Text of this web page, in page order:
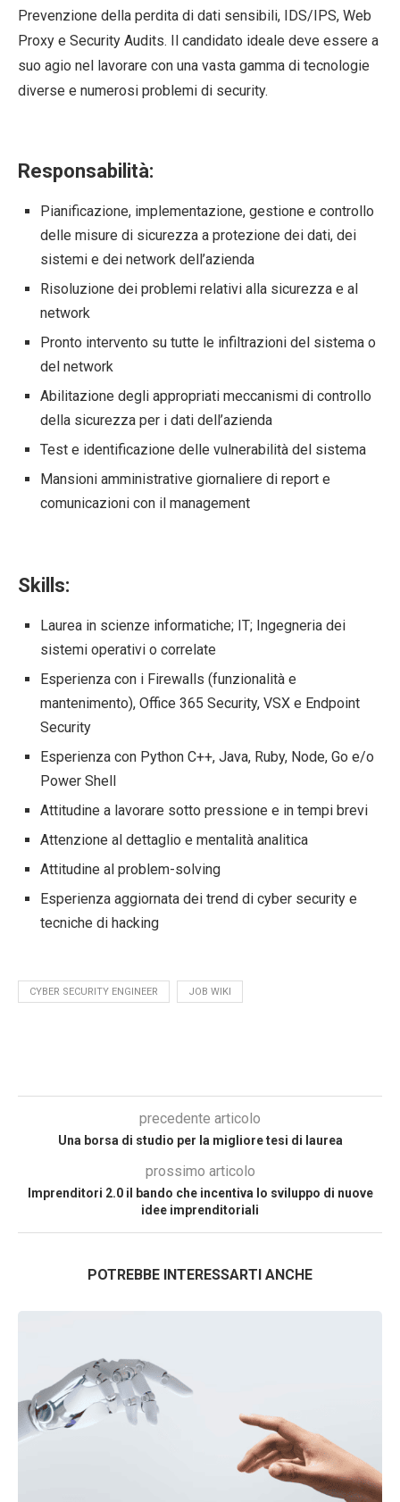
Prevenzione della perdita di dati sensibili, IDS/IPS, Web
Proxy e Security Audits. Il candidato ideale deve essere a
suo agio nel lavorare con una vasta gamma di tecnologie
diverse e numerosi problemi di security.
Responsabilità:
Pianificazione, implementazione, gestione e controllo
delle misure di sicurezza a protezione dei dati, dei
sistemi e dei network dell’azienda
Risoluzione dei problemi relativi alla sicurezza e al
network
Pronto intervento su tutte le infiltrazioni del sistema o
del network
Abilitazione degli appropriati meccanismi di controllo
della sicurezza per i dati dell’azienda
Test e identificazione delle vulnerabilità del sistema
Mansioni amministrative giornaliere di report e
comunicazioni con il management
Skills:
Laurea in scienze informatiche; IT; Ingegneria dei
sistemi operativi o correlate
Esperienza con i Firewalls (funzionalità e
mantenimento), Office 365 Security, VSX e Endpoint
Security
Esperienza con Python C++, Java, Ruby, Node, Go e/o
Power Shell
Attitudine a lavorare sotto pressione e in tempi brevi
Attenzione al dettaglio e mentalità analitica
Attitudine al problem-solving
Esperienza aggiornata dei trend di cyber security e
tecniche di hacking
CYBER SECURITY ENGINEER JOB WIKI
precedente articolo
Una borsa di studio per la migliore tesi di laurea
prossimo articolo
Imprenditori 2.0 il bando che incentiva lo sviluppo di nuove
idee imprenditoriali
POTREBBE INTERESSARTI ANCHE